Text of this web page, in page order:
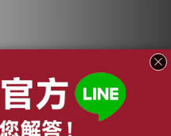
BOSCH 45cm 4系列
全嵌式洗碗機 水量自
動偵測 SPV4IMX00X
NT$48,900
NT$50,800